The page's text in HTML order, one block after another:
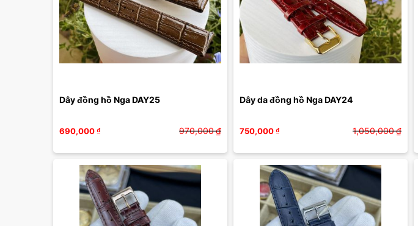
Dây đồng hồ Nga DAY25
690,000₫ 970,000₫
Dây da đồng hồ Nga DAY24
750,000₫ 1,050,000₫